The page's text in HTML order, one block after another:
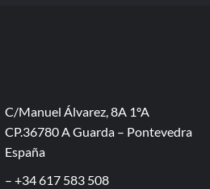
C/Manuel Álvarez, 8A 1ºA
CP.36780 A Guarda – Pontevedra
España
– +34 617 583 508